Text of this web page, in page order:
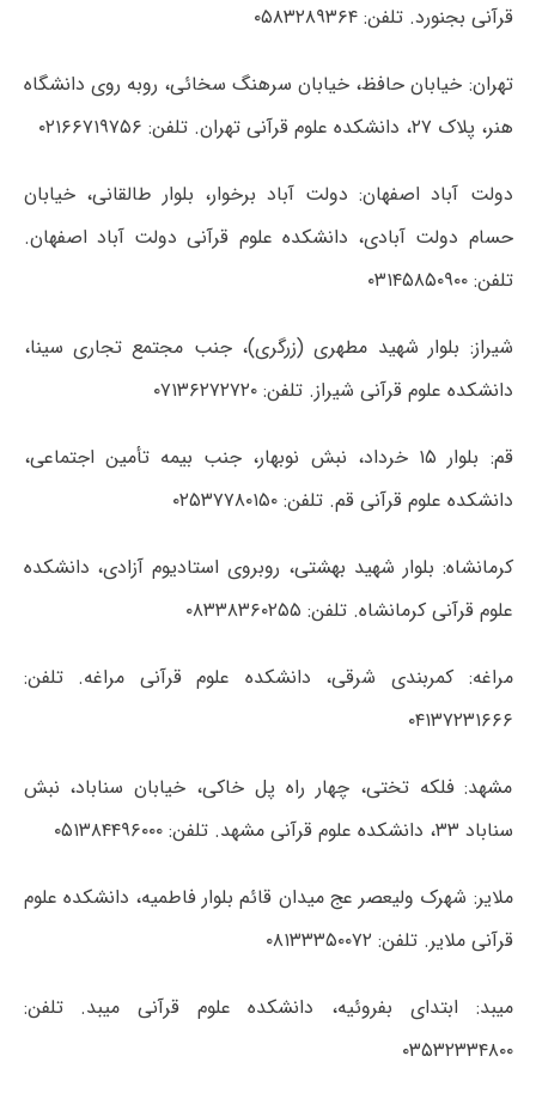
قرآنی بجنورد. تلفن: ۰۵۸۳۲۸۹۳۶۴
تهران: خیابان حافظ، خیابان سرهنگ سخائی، روبه روی دانشگاه
هنر، پلاک ۲۷، دانشکده علوم قرآنی تهران. تلفن: ۰۲۱۶۶۷۱۹۷۵۶
دولت آباد اصفهان: دولت آباد برخوار، بلوار طالقانی، خیابان
حسام دولت آبادی، دانشکده علوم قرآنی دولت آباد اصفهان.
تلفن: ۰۳۱۴۵۸۵۰۹۰۰
شیراز: بلوار شهید مطهری (زرگری)، جنب مجتمع تجاری سینا،
دانشکده علوم قرآنی شیراز. تلفن: ۰۷۱۳۶۲۷۲۷۲۰
قم: بلوار ۱۵ خرداد، نبش نوبهار، جنب بیمه تأمین اجتماعی،
دانشکده علوم قرآنی قم. تلفن: ۰۲۵۳۷۷۸۰۱۵۰
کرمانشاه: بلوار شهید بهشتی، روبروی استادیوم آزادی، دانشکده
علوم قرآنی کرمانشاه. تلفن: ۰۸۳۳۸۳۶۰۲۵۵
مراغه: کمربندی شرقی، دانشکده علوم قرآنی مراغه. تلفن:
۰۴۱۳۷۲۳۱۶۶۶
مشهد: فلکه تختی، چهار راه پل خاکی، خیابان سناباد، نبش
سناباد ۳۳، دانشکده علوم قرآنی مشهد. تلفن: ۰۵۱۳۸۴۴۹۶۰۰۰
ملایر: شهرک ولیعصر عج میدان قائم بلوار فاطمیه، دانشکده علوم
قرآنی ملایر. تلفن: ۰۸۱۳۳۳۵۰۰۷۲
میبد: ابتدای بفروئیه، دانشکده علوم قرآنی میبد. تلفن:
۰۳۵۳۲۳۳۴۸۰۰